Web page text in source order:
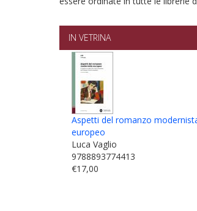
IN VETRINA
Aspetti del romanzo
europeo
Luca Vaglio
9788893774413
€17,00